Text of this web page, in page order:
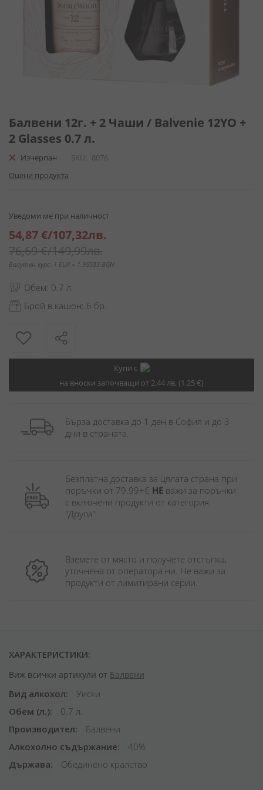
към
началото
на
галерия
снимки
Балвени 12г. + 2 Чаши / Balvenie 12YO +
2 Glasses 0.7 л.
Изчерпан SKU
8076
Оцени продукта
Уведоми ме при наличност
Специална
цена
54,87 €/107,32лв.
76,69 €/149,99лв.
Валутен курс: 1 EUR = 1.95583 BGN
Обем: 0.7 л.
Брой в кашон: 6 бр.
Купи с
на вноски започващи от 2.44 лв. (1.25 €)
Бърза доставка до 1 ден в София и до 3
дни в страната.
Безплатна доставка за цялата страна при
поръчки от 79.99+€ НЕ важи за поръчки
с включени продукти от категория
"Други".
Вземете от място и получете отстъпка,
уточнена от оператора ни. Не важи за
продукти от лимитирани серии.
ХАРАКТЕРИСТИКИ:
Виж всички артикули от Балвени
Вид алкохол
Уиски
Обем (л.)
0.7 л.
Производител
Балвени
Алкохолно съдържание
40%
Държава
Обединено кралство